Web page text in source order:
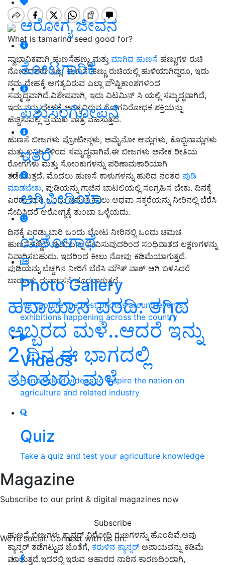
ಆರೋಗ್ಯ ಜೀವನ
ತೋಟಗಾರಿಕೆ
ಪಶುಸಂಗೋಪನೆ
ಇತರೆ
ಅಗ್ರಿಪೀಡಿಯಾ
ಯಶೋಗಾಥೆ
Photo Gallery
We capture the best photos around events,
exhibitions happening across the country
Videos
Handpicked videos to inspire the nation on
agriculture and related industry
Quiz
Take a quiz and test your agriculture knowledge
Magazine
Subscribe to our print & digital magazines now
Subscribe
We're social. Connect with us on:
What is tamarind seed good for?
ಸ್ವಾಭಾವಿಕವಾಗಿ ಹುಣಸೆಹಣ್ಣು ಮತ್ತು ಮಾಗಿದ ಹುಣಸೆ ಹಣ್ಣುಗಳ ರುಚಿ
ನೋಡದವರೇ ಇಲ್ಲ. ಹುಣಸೆ ಹಣ್ಣು ರುಚಿಯಲ್ಲಿ ಹುಳಿಯಾಗಿದ್ದರೂ, ಇದು
ನಮ್ಮ ದೇಹಕ್ಕೆ ಅಗತ್ಯವಿರುವ ಎಲ್ಲಾ ಪೌಷ್ಟಿಕಾಂಶಗಳಿಂದ
ಸಮೃದ್ಧವಾಗಿದೆ.ವಿಶೇಷವಾಗಿ, ಇದು ವಿಟಮಿನ್ ಸಿ ಯಲ್ಲಿ ಸಮೃದ್ಧವಾಗಿದೆ,
ಇದು ನಮ್ಮ ದೇಹಕ್ಕೆ ಅಗತ್ಯವಿರುವ ರೋಗನಿರೋಧಕ ಶಕ್ತಿಯನ್ನು
ಹೆಚ್ಚಿಸುವಲ್ಲಿ ಪ್ರಮುಖ ಪಾತ್ರ ವಹಿಸುತ್ತದೆ.
ಹುಣಸೆ ಬೀಜಗಳು ಪ್ರೋಟೀನ್ಗಳು, ಅಮೈನೋ ಆಮ್ಲಗಳು, ಕೊಬ್ಬಿನಾಮ್ಲಗಳು
ಮತ್ತು ಖನಿಜಗಳಿಂದ ಸಮೃದ್ಧವಾಗಿವೆ.ಈ ಬೀಜಗಳು ಅನೇಕ ರೀತಿಯ
ರೋಗಗಳು ಮತ್ತು ಸೋಂಕುಗಳನ್ನು ಪರಿಣಾಮಕಾರಿಯಾಗಿ
ತಡೆಯುತ್ತದೆ. ಮೊದಲು ಹುಣಸೆ ಕಾಳುಗಳನ್ನು ಹುರಿದ ನಂತರ ಪುಡಿ
ಮಾಡಬೇಕು, ಪುಡಿಯನ್ನು ಗಾಜಿನ ಬಾಟಲಿಯಲ್ಲಿ ಸಂಗ್ರಹಿಸ ಬೇಕು. ದಿನಕ್ಕೆ
ಎರಡು ಬಾರಿ ಒಂದು ಚಮಚ ಹಾಲು ಅಥವಾ ಸಕ್ಕರೆಯನ್ನು ನೀರಿನಲ್ಲಿ ಬೆರೆಸಿ
ಸೇವಿಸಿದರೆ ಆರೋಗ್ಯಕ್ಕೆ ತುಂಬಾ ಒಳ್ಳೆಯದು.
ದಿನಕ್ಕೆ ಎರಡು ಬಾರಿ ಒಂದು ಲೋಟ ನೀರಿನಲ್ಲಿ ಒಂದು ಚಮಚ
ಹುಣಸೆಹಣ್ಣಿನ ಪುಡಿಯನ್ನು ಸೇವಿಸುವುದರಿಂದ ಸಂಧಿವಾತದ ಲಕ್ಷಣಗಳನ್ನು
ನಿವಾರಿಸಬಹುದು. ಇದರಿಂದ ಕೀಲು ನೋವು ಕಡಿಮೆಯಾಗುತ್ತದೆ.
ಪುಡಿಯನ್ನು ಬೆಚ್ಚಗಿನ ನೀರಿಗೆ ಬೆರೆಸಿ ಮೌತ್ ವಾಶ್ ಆಗಿ ಬಳಸಿದರೆ
ಬಾಯಿಯ ದುರ್ವಾಸನೆ ದೂರವಾಗುತ್ತದೆ.
ಹವಾಮಾನ ವರದಿ: ತಗ್ಗಿದ
ಅಬ್ಬರದ ಮಳೆ..ಆದರೆ ಇನ್ನು
2 ದಿನ ಈ ಭಾಗದಲ್ಲಿ
ತುಂತುರು ಮಳೆ
ಹುಣಸೆ ಬೀಜಗಳು ಕ್ಯಾನ್ಸರ್ ವಿರೋಧಿ ಗುಣಗಳನ್ನು ಹೊಂದಿವೆ.ಅವು
ಕ್ಯಾನ್ಸರ್ ತಡೆಗಟ್ಟುವ ಜೊತೆಗೆ, ಕರುಳಿನ ಕ್ಯಾನ್ಸರ್ ಅಪಾಯವನ್ನು ಕಡಿಮೆ
ಮಾಡುತ್ತದೆ.ಇದರಲ್ಲಿ ಇರುವ ಆಹಾರದ ನಾರಿನ ಕಾರಣದಿಂದಾಗಿ,